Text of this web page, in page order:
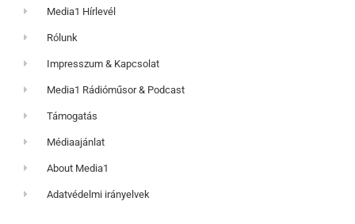
Media1 Hírlevél
Rólunk
Impresszum & Kapcsolat
Media1 Rádióműsor & Podcast
Támogatás
Médiaajánlat
About Media1
Adatvédelmi irányelvek